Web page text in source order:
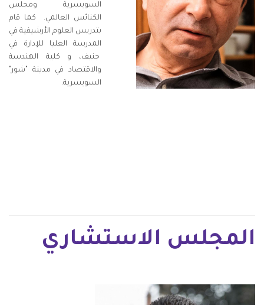
السويسرية ومجلس
الكنائس العالمي. كما قام
بتدريس العلوم الأرشيفية في
المدرسة العليا للإدارة في
جنيف، و كلية الهندسة
والاقتصاد في مدينة "شور"
السويسرية.
المجلس الاستشاري